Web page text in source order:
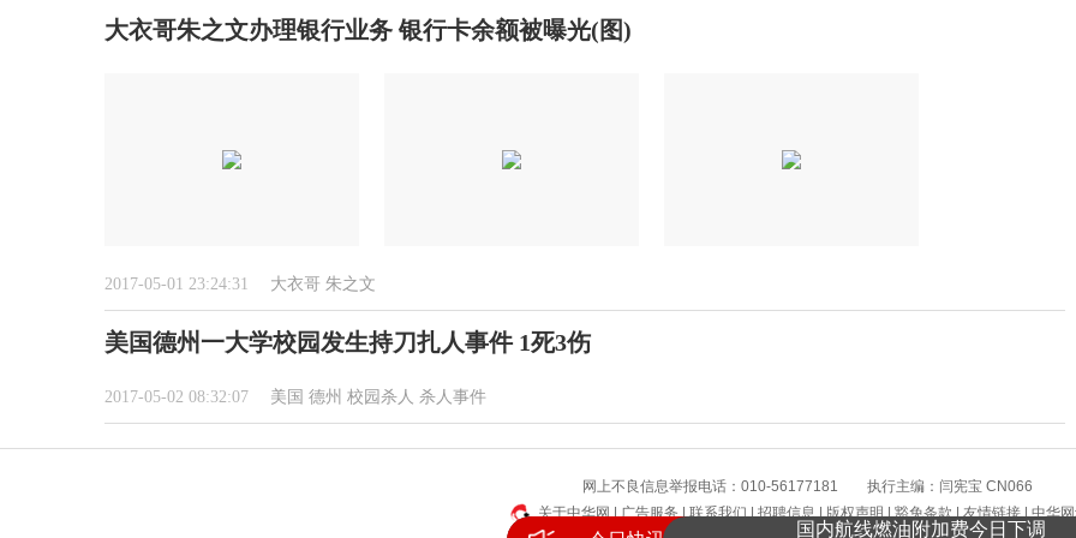
大衣哥朱之文办理银行业务 银行卡余额被曝光(图)
2017-05-01 23:24:31 大衣哥 朱之文
美国德州一大学校园发生持刀扎人事件 1死3伤
2017-05-02 08:32:07 美国 德州 校园杀人 杀人事件
网上不良信息举报电话：010-56177181 执行主编：闫宪宝 CN066
关于中华网|广告服务|联系我们|招聘信息|版权声明|豁免条款|友情链接|中华
8月高温热浪来袭，这些地方需注意
国内航线燃油附加费今日下调